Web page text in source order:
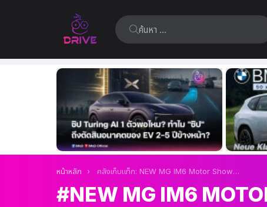
ค้นหา:
เรื่อง
ล่าสุด
คุณอยู่ที่นี่:
หน้าหลัก คลังเก็บแท็ก: NEW MG IM6 Motor Show 2025
NEW MG IM6